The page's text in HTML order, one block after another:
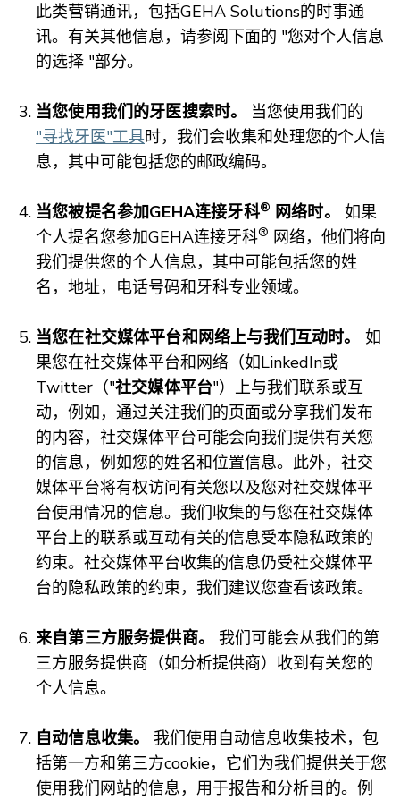
此类营销通讯，包括GEHA Solutions的时事通
讯。有关其他信息，请参阅下面的 "您对个人信息
的选择 "部分。
当您使用我们的牙医搜索时。
当您使用我们的
"寻找牙医"工具时，我们会收集和处理您的个人信
息，其中可能包括您的邮政编码。
当您被提名参加GEHA连接牙科® 网络时。
如果
个人提名您参加GEHA连接牙科® 网络，他们将向
我们提供您的个人信息，其中可能包括您的姓
名，地址，电话号码和牙科专业领域。
当您在社交媒体平台和网络上与我们互动时。
如
果您在社交媒体平台和网络（如LinkedIn或
Twitter（"社交媒体平台"）上与我们联系或互
动，例如，通过关注我们的页面或分享我们发布
的内容，社交媒体平台可能会向我们提供有关您
的信息，例如您的姓名和位置信息。此外，社交
媒体平台将有权访问有关您以及您对社交媒体平
台使用情况的信息。我们收集的与您在社交媒体
平台上的联系或互动有关的信息受本隐私政策的
约束。社交媒体平台收集的信息仍受社交媒体平
台的隐私政策的约束，我们建议您查看该政策。
来自第三方服务提供商。
我们可能会从我们的第
三方服务提供商（如分析提供商）收到有关您的
个人信息。
自动信息收集。 我们使用自动信息收集技术，包
括第一方和第三方cookie，它们为我们提供关于您
使用我们网站的信息，用于报告和分析目的。例